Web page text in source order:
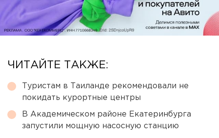
ЧИТАЙТЕ ТАКЖЕ:
Туристам в Таиланде рекомендовали не
покидать курортные центры
В Академическом районе Екатеринбурга
запустили мощную насосную станцию